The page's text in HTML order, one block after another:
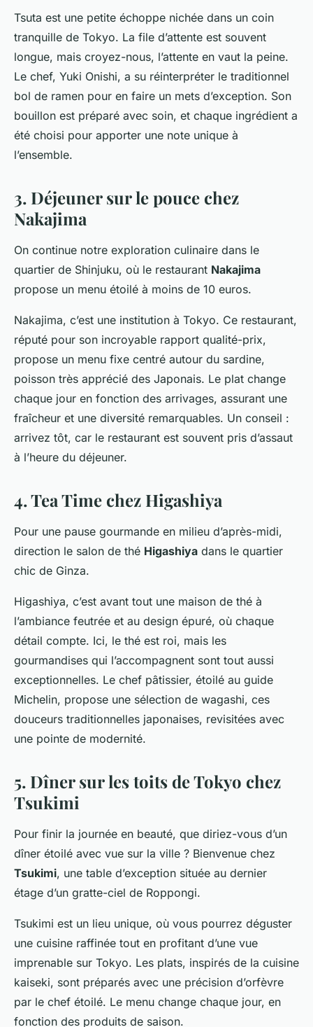
Tsuta est une petite échoppe nichée dans un coin
tranquille de Tokyo. La file d’attente est souvent
longue, mais croyez-nous, l’attente en vaut la peine.
Le chef, Yuki Onishi, a su réinterpréter le traditionnel
bol de ramen pour en faire un mets d’exception. Son
bouillon est préparé avec soin, et chaque ingrédient a
été choisi pour apporter une note unique à
l’ensemble.
3. Déjeuner sur le pouce chez
Nakajima
On continue notre exploration culinaire dans le
quartier de Shinjuku, où le restaurant Nakajima
propose un menu étoilé à moins de 10 euros.
Nakajima, c’est une institution à Tokyo. Ce restaurant,
réputé pour son incroyable rapport qualité-prix,
propose un menu fixe centré autour du sardine,
poisson très apprécié des Japonais. Le plat change
chaque jour en fonction des arrivages, assurant une
fraîcheur et une diversité remarquables. Un conseil :
arrivez tôt, car le restaurant est souvent pris d’assaut
à l’heure du déjeuner.
4. Tea Time chez Higashiya
Pour une pause gourmande en milieu d’après-midi,
direction le salon de thé Higashiya dans le quartier
chic de Ginza.
Higashiya, c’est avant tout une maison de thé à
l’ambiance feutrée et au design épuré, où chaque
détail compte. Ici, le thé est roi, mais les
gourmandises qui l’accompagnent sont tout aussi
exceptionnelles. Le chef pâtissier, étoilé au guide
Michelin, propose une sélection de wagashi, ces
douceurs traditionnelles japonaises, revisitées avec
une pointe de modernité.
5. Dîner sur les toits de Tokyo chez
Tsukimi
Pour finir la journée en beauté, que diriez-vous d’un
dîner étoilé avec vue sur la ville ? Bienvenue chez
Tsukimi, une table d’exception située au dernier
étage d’un gratte-ciel de Roppongi.
Tsukimi est un lieu unique, où vous pourrez déguster
une cuisine raffinée tout en profitant d’une vue
imprenable sur Tokyo. Les plats, inspirés de la cuisine
kaiseki, sont préparés avec une précision d’orfèvre
par le chef étoilé. Le menu change chaque jour, en
fonction des produits de saison.